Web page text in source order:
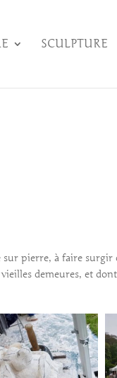
SCULPTURE
pierre, à faire
demeures, et